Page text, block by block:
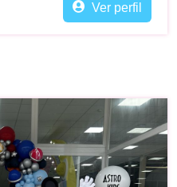
Ver perfil